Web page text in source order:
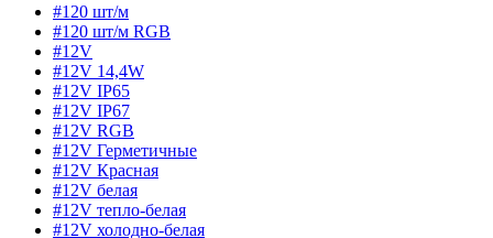
#120 шт/м
#120 шт/м RGB
#12V
#12V 14,4W
#12V IP65
#12V IP67
#12V RGB
#12V Герметичные
#12V Красная
#12V белая
#12V тепло-белая
#12V холодно-белая